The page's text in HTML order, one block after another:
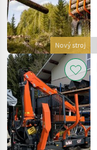
Nový stroj